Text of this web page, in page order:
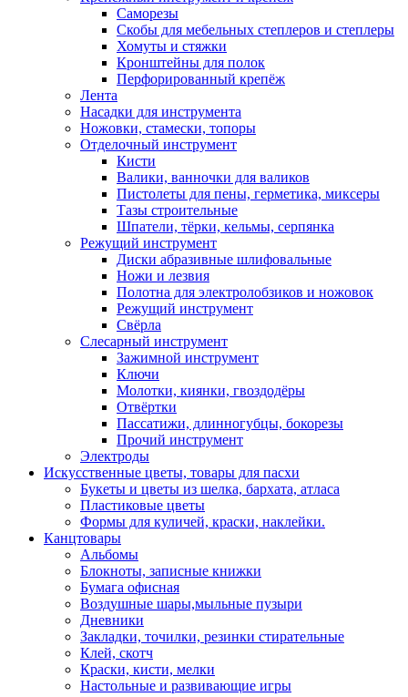
Саморезы
Скобы для мебельных степлеров и степлеры
Хомуты и стяжки
Кронштейны для полок
Перфорированный крепёж
Лента
Насадки для инструмента
Ножовки, стамески, топоры
Отделочный инструмент
Кисти
Валики, ванночки для валиков
Пистолеты для пены, герметика, миксеры
Тазы строительные
Шпатели, тёрки, кельмы, серпянка
Режущий инструмент
Диски абразивные шлифовальные
Ножи и лезвия
Полотна для электролобзиков и ножовок
Режущий инструмент
Свёрла
Слесарный инструмент
Зажимной инструмент
Ключи
Молотки, киянки, гвоздодёры
Отвёртки
Пассатижи, длинногубцы, бокорезы
Прочий инструмент
Электроды
Искусственные цветы, товары для пасхи
Букеты и цветы из шелка, бархата, атласа
Пластиковые цветы
Формы для куличей, краски, наклейки.
Канцтовары
Альбомы
Блокноты, записные книжки
Бумага офисная
Воздушные шары,мыльные пузыри
Дневники
Закладки, точилки, резинки стирательные
Клей, скотч
Краски, кисти, мелки
Настольные и развивающие игры